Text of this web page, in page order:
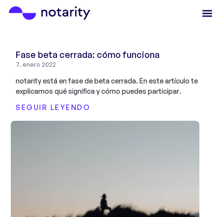
Fase beta cerrada: cómo funciona
7. enero 2022
notarity está en fase de beta cerrada. En este artículo te
explicamos qué significa y cómo puedes participar.
SEGUIR LEYENDO